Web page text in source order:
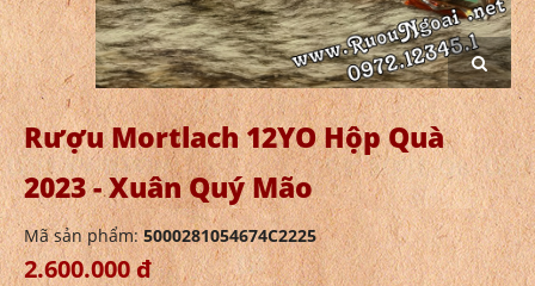
Rượu Mortlach 12YO Hộp Quà
2023 - Xuân Quý Mão
Mã sản phẩm:5000281054674C2225
2.600.000 đ